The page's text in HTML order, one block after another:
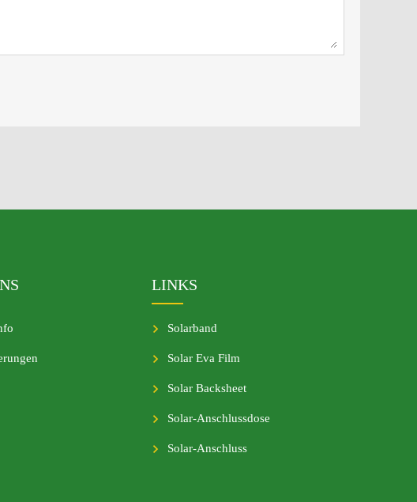
LINKS
Solarband
Solar Eva Film
Solar Backsheet
Solar-Anschlussdose
Solar-Anschluss